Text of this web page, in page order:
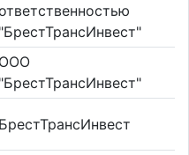
"БрестТрансИнвест"
ООО
"БрестТрансИнвест"
БрестТрансИнвест